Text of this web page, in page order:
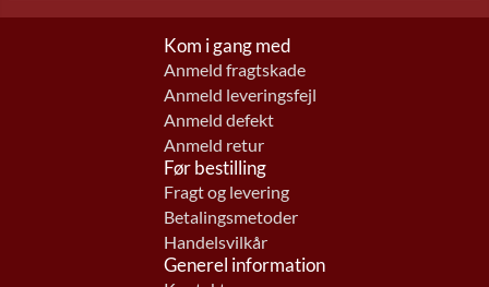
Kom i gang med
Anmeld fragtskade
Anmeld leveringsfejl
Anmeld defekt
Anmeld retur
Før bestilling
Fragt og levering
Betalingsmetoder
Handelsvilkår
Generel information